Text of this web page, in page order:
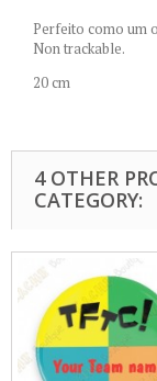
Perfeito como um
Non trackable.
20 cm
4 OTHER
CATEGORY: